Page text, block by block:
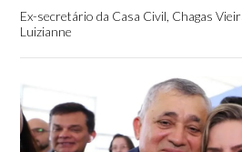
Ex-secretário da Casa Civil, Chagas
Luizianne